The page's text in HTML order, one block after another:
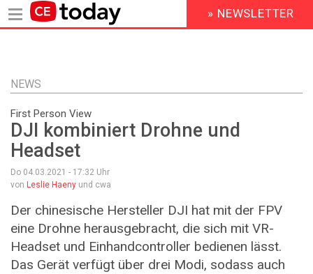
Inhalt
HEADER
MENU
» NEWSLETTER
NEWS
First Person View
DJI kombiniert Drohne und
Headset
Do 04.03.2021 - 17:32 Uhr
von Leslie Haeny und cwa
Der chinesische Hersteller DJI hat mit der FPV
eine Drohne herausgebracht, die sich mit VR-
Headset und Einhandcontroller bedienen lässt.
Das Gerät verfügt über drei Modi, sodass auch